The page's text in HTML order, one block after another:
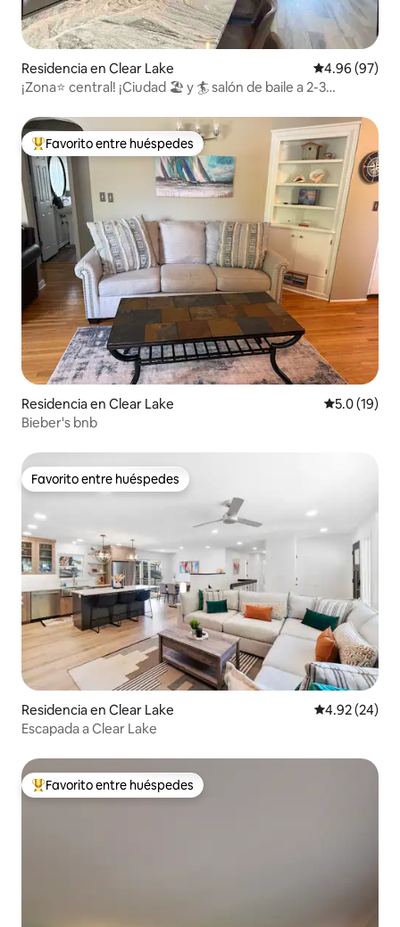
Residencia en Clear Lake Calificación
4.96 (97)
¡Zona⭐️ central! ¡Ciudad 🏖 y 🏄 salón de baile a 2-3
De los mejores en Favorito entre huéspedes
Favorito entre huéspedes
Residencia en Clear Lake Calificación
5.0 (19)
Bieber's bnb
Favorito entre huéspedes
Favorito entre huéspedes
Residencia en Clear Lake Calificación
4.92 (24)
Escapada a Clear Lake
De los mejores en Favorito entre huéspedes
Favorito entre huéspedes